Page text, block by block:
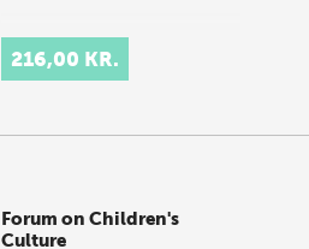
216,00 KR.
Forum on Children's
Culture